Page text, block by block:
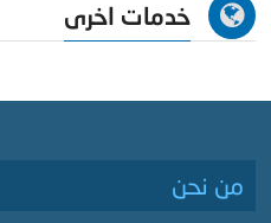
خدمات اخرى
من نحن